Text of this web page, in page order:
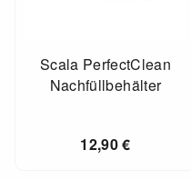
Scala PerfectClean
Nachfüllbehälter
12,90€